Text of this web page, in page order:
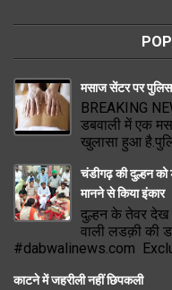
मसाज सेंटर पर पुलिस
BREAKING
डबवाली में एक
खुलासा हुआ
चंडीगढ़ की दुल्हन को
मानने से किया इंकार
दुल्हन के तेवर देख
वाली लडक़ी की
#dabwalinews.com
काटने में जहरीली नहीं छिपकली